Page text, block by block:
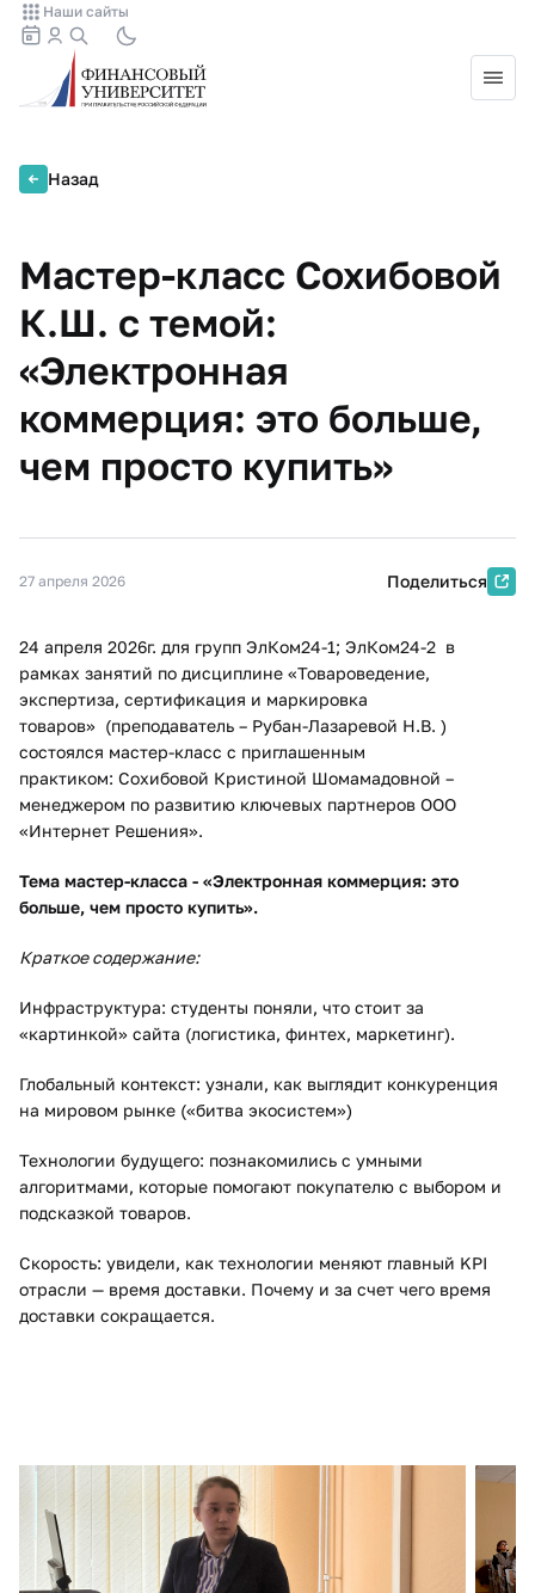
Наши сайты
Назад
Мастер-класс Сохибовой
К.Ш. с темой:
«Электронная
коммерция: это больше,
чем просто купить»
27 апреля 2026 Поделиться
24 апреля 2026г. для групп ЭлКом24-1; ЭлКом24-2 в
рамках занятий по дисциплине «Товароведение,
экспертиза, сертификация и маркировка
товаров» (преподаватель – Рубан-Лазаревой Н.В. )
состоялся мастер-класс с приглашенным
практиком: Сохибовой Кристиной Шомамадовной –
менеджером по развитию ключевых партнеров ООО
«Интернет Решения».
Тема мастер-класса - «Электронная коммерция: это
больше, чем просто купить».
Краткое содержание:
Инфраструктура: студенты поняли, что стоит за
«картинкой» сайта (логистика, финтех, маркетинг).
Глобальный контекст: узнали, как выглядит конкуренция
на мировом рынке («битва экосистем»)
Технологии будущего: познакомились с умными
алгоритмами, которые помогают покупателю с выбором и
подсказкой товаров.
Скорость: увидели, как технологии меняют главный KPI
отрасли — время доставки. Почему и за счет чего время
доставки сокращается.